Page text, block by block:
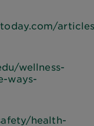
wellness-
ways-
health-